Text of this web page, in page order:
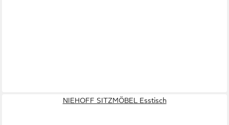
NIEHOFF SITZMÖBEL Esstisch